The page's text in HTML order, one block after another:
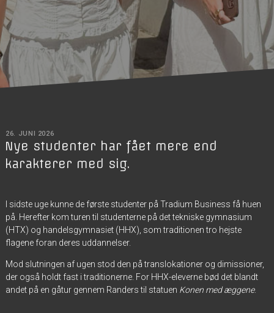
26. JUNI 2026
Nye studenter har fået mere end
karakterer med sig.
I sidste uge kunne de første studenter på Tradium Business få huen
på. Herefter kom turen til studenterne på det tekniske gymnasium
(HTX) og handelsgymnasiet (HHX), som traditionen tro hejste
flagene foran deres uddannelser.
Mod slutningen af ugen stod den på translokationer og dimissioner,
der også holdt fast i traditionerne. For HHX-eleverne bød det blandt
andet på en gåtur gennem Randers til statuen Konen med æggene.